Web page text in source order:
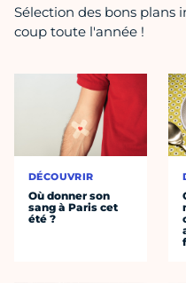
Sélection des bons plans
coup toute l'année !
DÉCOUVRIR
Où donner son
sang à Paris cet
été ?